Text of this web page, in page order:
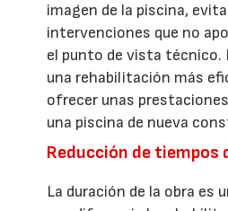
imagen de la piscina,
intervenciones que no
el punto de vista técnico.
una rehabilitación más
ofrecer unas
una piscina de nueva
Reducción de tiempos
La duración de la obra es